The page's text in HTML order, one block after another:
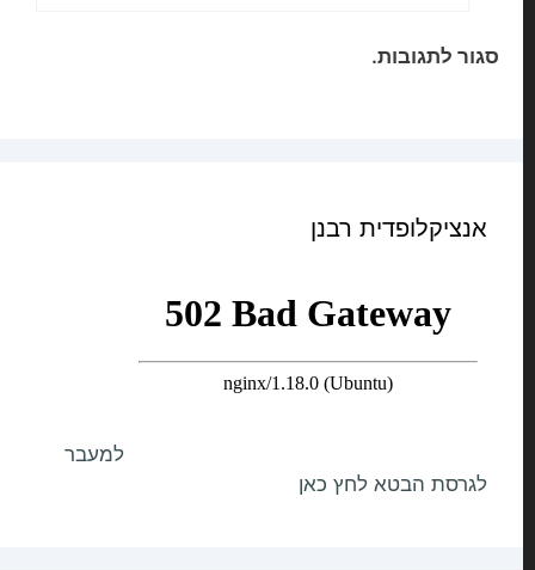
סגור לתגובות.
אנציקלופדית רבנן
למעבר
לגרסת הבטא לחץ כאן